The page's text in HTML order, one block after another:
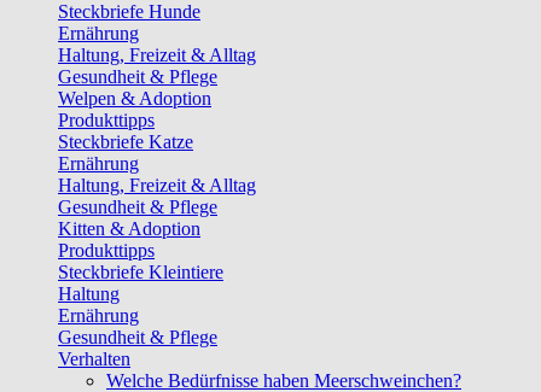
Steckbriefe Hunde
Ernährung
Haltung, Freizeit & Alltag
Gesundheit & Pflege
Welpen & Adoption
Produkttipps
Steckbriefe Katze
Ernährung
Haltung, Freizeit & Alltag
Gesundheit & Pflege
Kitten & Adoption
Produkttipps
Steckbriefe Kleintiere
Haltung
Ernährung
Gesundheit & Pflege
Verhalten
Welche Bedürfnisse haben Meerschweinchen?